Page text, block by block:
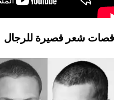
قصات شعر قصيرة للرجال